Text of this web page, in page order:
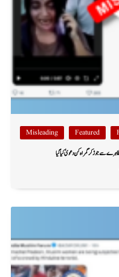
Featured
Misleading
سے جوڑ کر گمراہ کن دعویٰ کیا گیا